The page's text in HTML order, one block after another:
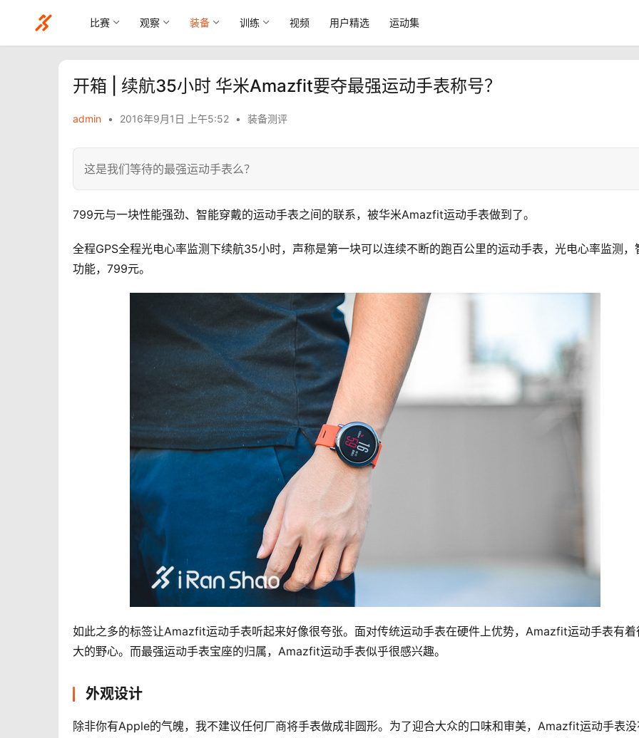
比赛 观察 装备 训练 视频 用户精选 运动集
开箱 | 续航35小时 华米Amazfit要夺最强运动手表称号？
admin • 2016年9月1日 上午5:52 • 装备测评
这是我们等待的最强运动手表么？
799元与一块性能强劲、智能穿戴的运动手表之间的联系，被华米Amazfit运动手表做到了。
全程GPS全程光电心率监测下续航35小时，声称是第一块可以连续不断的跑百公里的运动手表，光电心率监测，
功能，799元。
如此之多的标签让Amazfit运动手表听起来好像很夸张。面对传统运动手表在硬件上优势，Amazfit运动手表有着
大的野心。而最强运动手表宝座的归属，Amazfit运动手表似乎很感兴趣。
外观设计
除非你有Apple的气魄，我不建议任何厂商将手表做成非圆形。为了迎合大众的口味和审美，Amazfit运动手表